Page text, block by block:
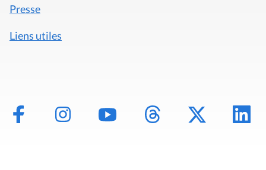
Presse
Liens utiles